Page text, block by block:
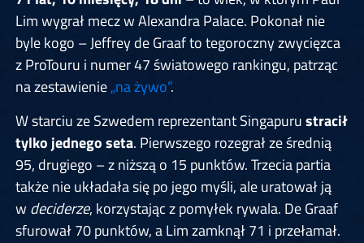
Lim wygrał mecz w Alexandra Palace. Pokonał nie
byle kogo – Jeffrey de Graaf to tegoroczny zwycięzca
z ProTouru i numer 47 światowego rankingu, patrząc
na zestawienie„na żywo”.
W starciu ze Szwedem reprezentant Singapurustracił
tylko jednego seta. Pierwszego rozegrał ze średnią
95, drugiego – z niższą o 15 punktów. Trzecia partia
także nie układała się po jego myśli, ale uratował ją
w deciderze, korzystając z pomyłek rywala. De Graaf
sfurował 70 punktów, a Lim zamknął 71 i przełamał.